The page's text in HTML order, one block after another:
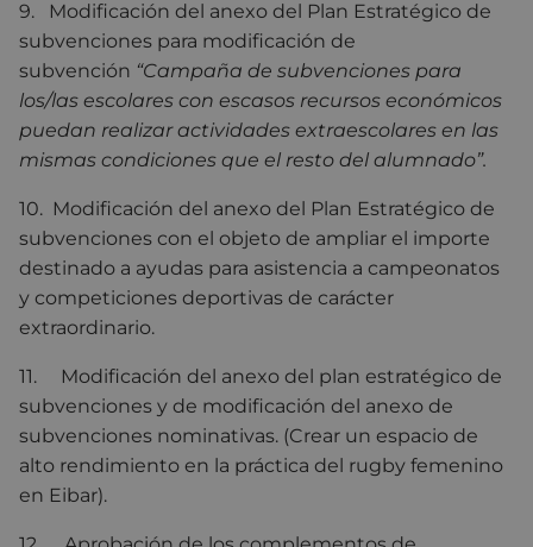
9. Modificación del anexo del Plan Estratégico de
subvenciones para modificación de
subvención “Campaña de subvenciones para
los/las escolares con escasos recursos económicos
puedan realizar actividades extraescolares en las
mismas condiciones que el resto del alumnado”.
10. Modificación del anexo del Plan Estratégico de
subvenciones con el objeto de ampliar el importe
destinado a ayudas para asistencia a campeonatos
y competiciones deportivas de carácter
extraordinario.
11. Modificación del anexo del plan estratégico de
subvenciones y de modificación del anexo de
subvenciones nominativas. (Crear un espacio de
alto rendimiento en la práctica del rugby femenino
en Eibar).